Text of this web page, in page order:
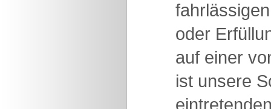
oder
auf einer
ist unsere